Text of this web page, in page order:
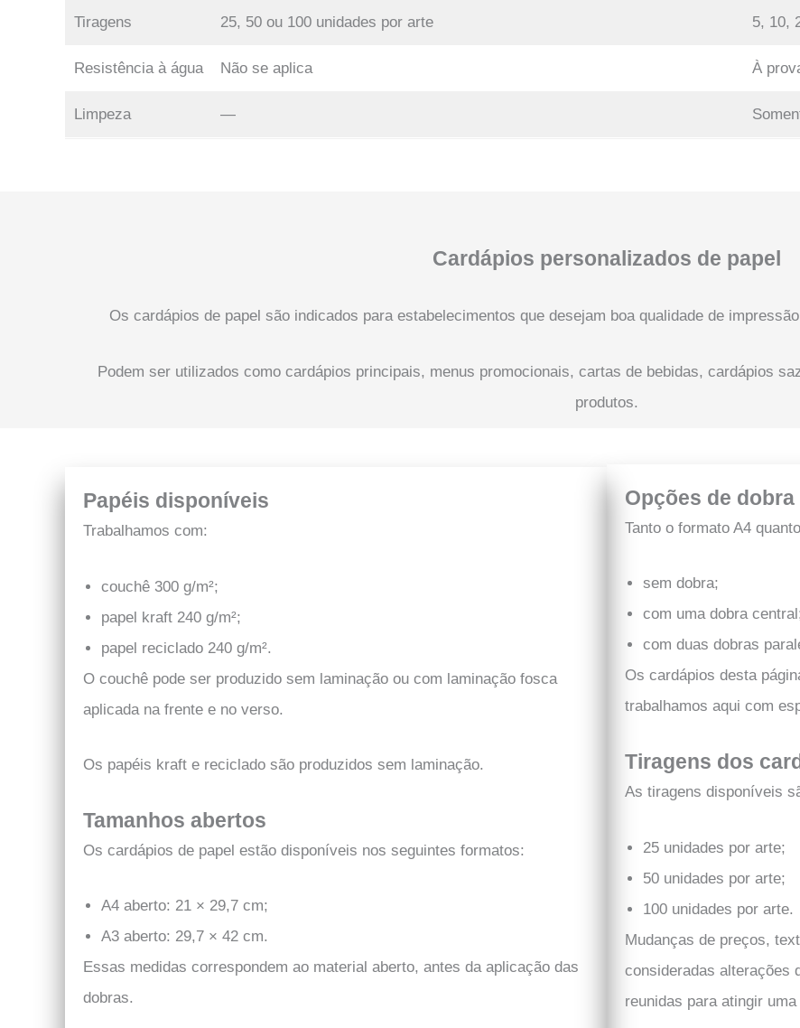
Tiragens 25, 50 ou 100 unidades por arte 5, 10,
Resistência à água Não se aplica À
Limpeza —
Cardápios personalizados de papel
Os cardápios de papel são indicados para estabelecimentos que desejam boa qualidade de
Podem ser utilizados como cardápios principais, menus promocionais, cartas de bebidas, cardápios
produtos.
Papéis disponíveis
Trabalhamos com:
couchê 300 g/m²;
papel kraft 240 g/m²;
papel reciclado 240 g/m².
O couchê pode ser produzido sem laminação ou com laminação fosca
aplicada na frente e no verso.
Os papéis kraft e reciclado são produzidos sem laminação.
Tamanhos abertos
Os cardápios de papel estão disponíveis nos seguintes formatos:
A4 aberto: 21 × 29,7 cm;
A3 aberto: 29,7 × 42 cm.
Essas medidas correspondem ao material aberto, antes da aplicação das
dobras.
Opções de dobra
Tanto o formato A4
sem dobra;
com uma dobra
com duas dobras
Os cardápios desta
trabalhamos aqui com
Tiragens dos
As tiragens disponíveis
25 unidades por arte;
50 unidades por arte;
100 unidades por arte.
Mudanças de preços,
consideradas alterações
reunidas para atingir